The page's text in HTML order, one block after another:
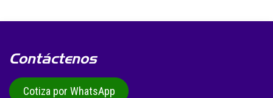
Contáctenos
Cotiza por WhatsApp